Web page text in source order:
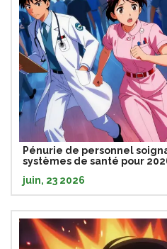
Pénurie de personnel
systèmes de santé pour
juin, 23 2026